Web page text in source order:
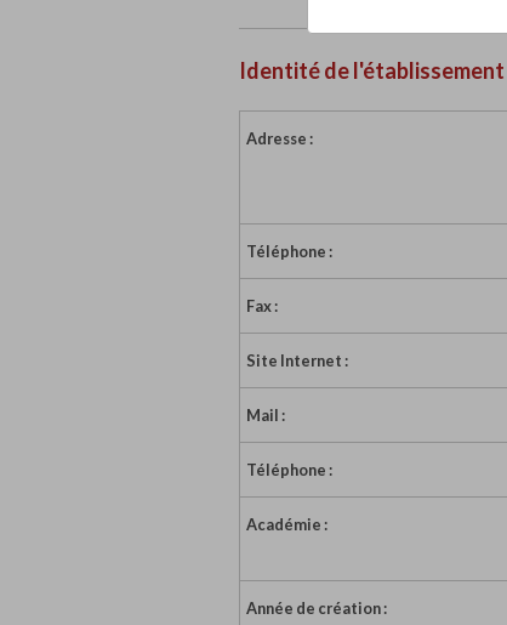
Identité de l'établissement
Adresse :
Téléphone :
Fax :
Site Internet :
Mail :
Téléphone :
Académie :
Année de création :